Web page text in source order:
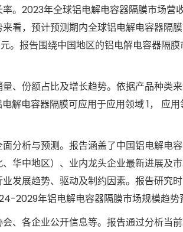
。2023年全球铝电解电容器隔膜市场营
看，预计预测期内全球铝电解电容器隔
。报告围绕中国地区的铝电解电容器隔膜
、份额占比及增长趋势。依据产品种类
解电容器隔膜可应用于应用领域 1， 应
分析与预测。报告涵盖了中国铝电解电
华中地区）、业内龙头企业最新进展及
发展趋势、驱动及制约因素。报告研究
2029年铝电解电容器隔膜市场规模趋势
、各企业公开信息等。报告通过分析当